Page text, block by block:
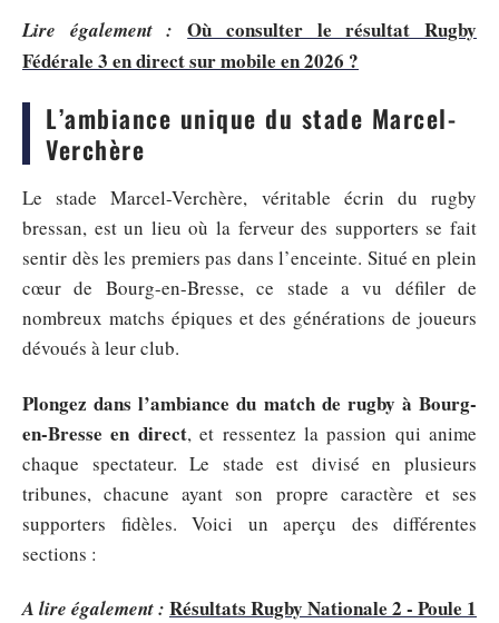
Lire également : Où consulter le résultat Rugby
Fédérale 3 en direct sur mobile en 2026 ?
L’ambiance unique du stade Marcel-
Verchère
Le stade Marcel-Verchère, véritable écrin du rugby
bressan, est un lieu où la ferveur des supporters se fait
sentir dès les premiers pas dans l’enceinte. Situé en plein
cœur de Bourg-en-Bresse, ce stade a vu défiler de
nombreux matchs épiques et des générations de joueurs
dévoués à leur club.
Plongez dans l’ambiance du match de rugby à Bourg-
en-Bresse en direct, et ressentez la passion qui anime
chaque spectateur. Le stade est divisé en plusieurs
tribunes, chacune ayant son propre caractère et ses
supporters fidèles. Voici un aperçu des différentes
sections :
A lire également : Résultats Rugby Nationale 2 - Poule 1